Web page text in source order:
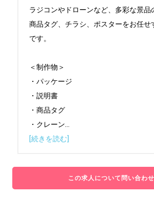
ラジコンやドローンなど、多彩な景品
商品タグ、チラシ、ポスターをお任せ
です。
＜制作物＞
・パッケージ
・説明書
・商品タグ
・クレーン
[続きを読む]
この求人について問い合わ